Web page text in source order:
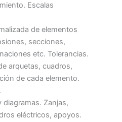
Escalas
de elementos
secciones,
etc. Tolerancias.
arquetas, cuadros,
de cada elemento.
diagramas. Zanjas,
eléctricos, apoyos.